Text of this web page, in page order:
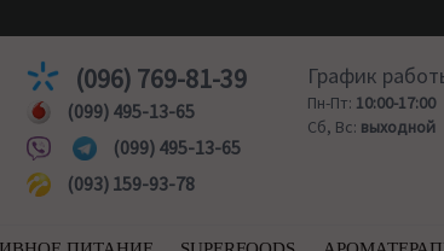
(096) 769-81-39
(099) 495-13-65
(099) 495-13-65
(093) 159-93-78
График
Пн-Пт: 10:00-17:00
Сб, Вс: выходной